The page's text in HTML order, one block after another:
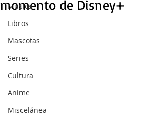
Música
Libros
Mascotas
Series
Cultura
Anime
Miscelánea
momento de Disney+